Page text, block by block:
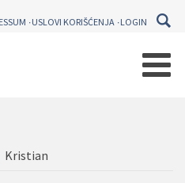
USLOVI KORIŠĆENJA LOGIN
Kristian